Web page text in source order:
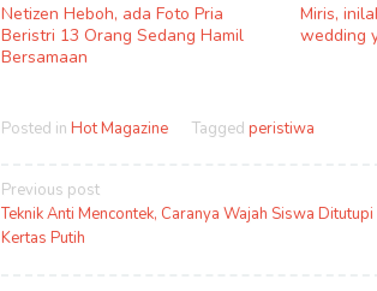
Netizen Heboh, ada Foto Pria
Beristri 13 Orang Sedang Hamil
Bersamaan
Miris,
wedding
Posted in Hot Magazine Tagged peristiwa
Post
navigation
Previous post
Teknik Anti Mencontek, Caranya Wajah Siswa Ditutupi
Kertas Putih